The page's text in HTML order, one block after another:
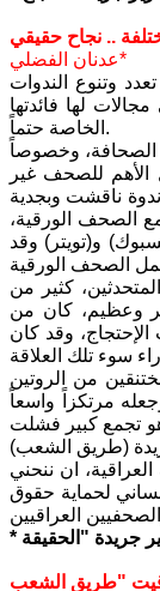
.. نجاح حقيقي
عدنان الفضلي*
وتنوع الندوات
لها فائدتها
الخاصة حتماً.
الصحافة، وخصوصاً
الأهم للصحف غير
ناقشت وبجدية
مع الصحف الورقية،
و(تويتر) وقد
كثير من
وعظيم، كان من
وقد كان
من الروتين
مرتكزاً واسعاً
تجمع كبير فشلت
ان ننحني
لحماية حقوق